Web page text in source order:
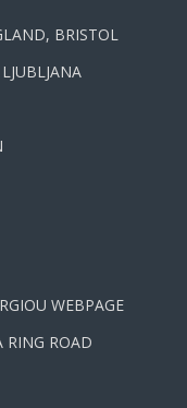
BRISTOL
WEBPAGE
RING ROAD